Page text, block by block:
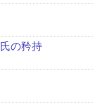
の矜持